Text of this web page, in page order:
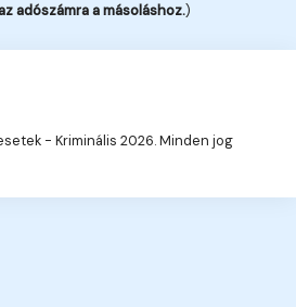
adószámra a másoláshoz.)
- Kriminális 2026. Minden jog